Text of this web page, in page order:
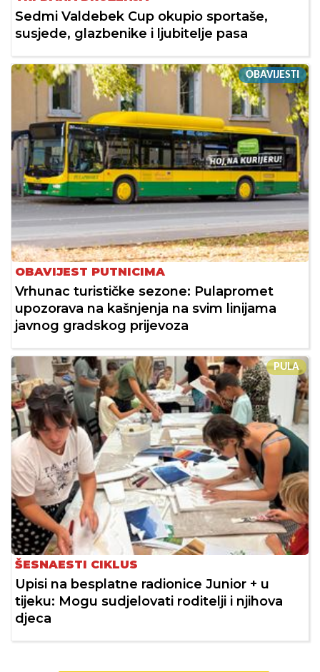
Sedmi Valdebek Cup okupio sportaše,
susjede, glazbenike i ljubitelje pasa
OBAVIJESTI
OBAVIJEST PUTNICIMA
Vrhunac turističke sezone: Pulapromet
upozorava na kašnjenja na svim linijama
javnog gradskog prijevoza
PULA
ŠESNAESTI CIKLUS
Upisi na besplatne radionice Junior + u
tijeku: Mogu sudjelovati roditelji i njihova
djeca